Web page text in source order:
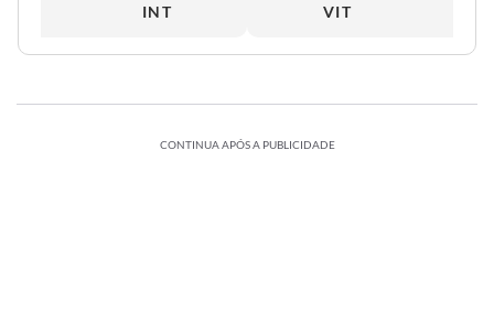
INT VIT
CONTINUA APÓS A PUBLICIDADE